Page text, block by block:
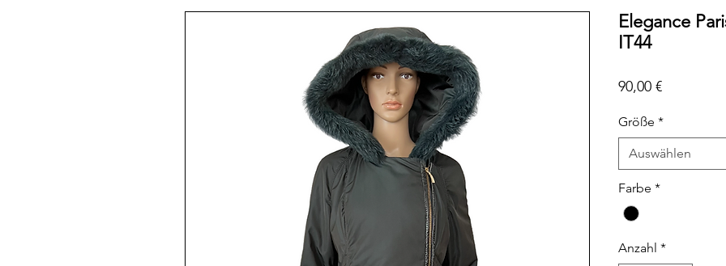
Elegance
IT44
90,00 €Preis
Größe *
Auswählen
Farbe *
Anzahl *